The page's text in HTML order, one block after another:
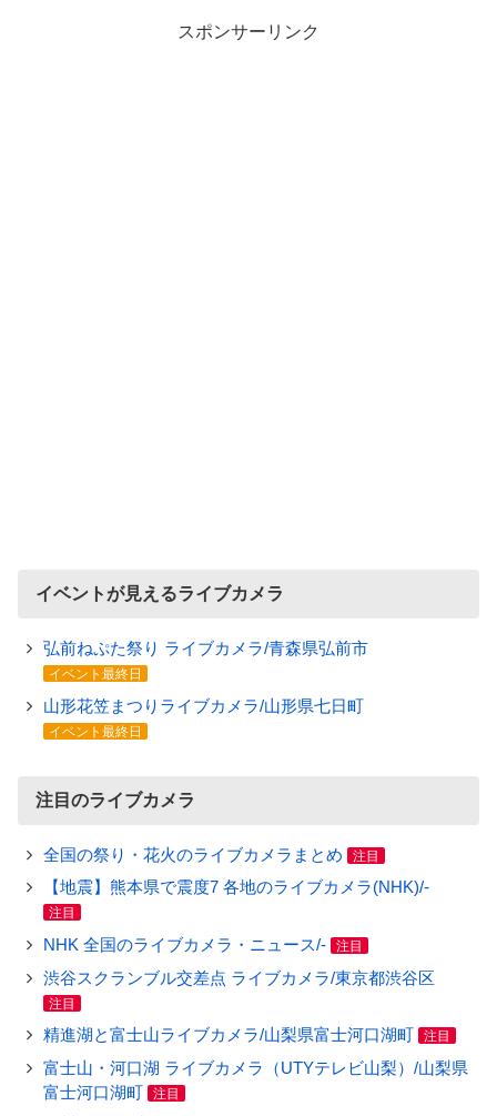
スポンサーリンク
イベントが見えるライブカメラ
弘前ねぷた祭り ライブカメラ/青森県弘前市
イベント最終日
山形花笠まつりライブカメラ/山形県七日町
イベント最終日
注目のライブカメラ
全国の祭り・花火のライブカメラまとめ 注目
【地震】熊本県で震度7 各地のライブカメラ(NHK)/-
注目
NHK 全国のライブカメラ・ニュース/- 注目
渋谷スクランブル交差点 ライブカメラ/東京都渋谷区
注目
精進湖と富士山ライブカメラ/山梨県富士河口湖町 注目
富士山・河口湖 ライブカメラ（UTYテレビ山梨）/山梨県
富士河口湖町
注目